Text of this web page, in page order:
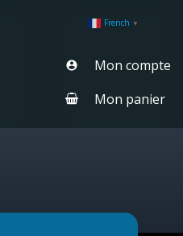
French ▼
Mon compte
Mon panier